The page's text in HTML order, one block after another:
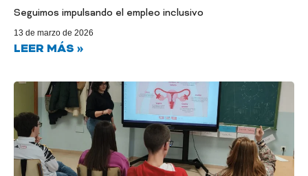
Seguimos impulsando el empleo inclusivo
13 de marzo de 2026
LEER MÁS »